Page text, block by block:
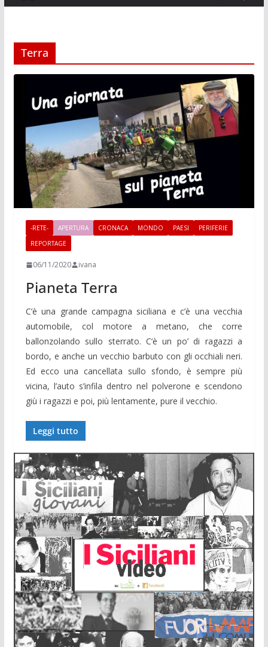
Terra
-RETE- APERTURA CRONACA MONDO PAESI
PERIFERIE
REPORTAGE
06/11/2020 ivana
Pianeta Terra
C’è una grande campagna siciliana e c’è una vecchia
automobile, col motore a metano, che corre
ballonzolando sullo sterrato. C’è un po’ di ragazzi a
bordo, e anche un vecchio barbuto con gli occhiali neri.
Ed ecco una cancellata sullo sfondo, è sempre più
vicina, l’auto s’infila dentro nel polverone e scendono
giù i ragazzi e poi, più lentamente, pure il vecchio.
Leggi tutto